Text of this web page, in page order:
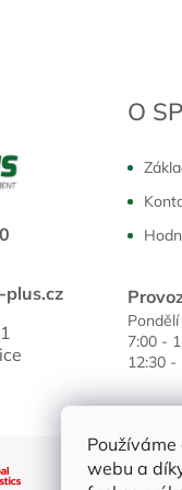
webu a
O
7:00 -
12:30 -